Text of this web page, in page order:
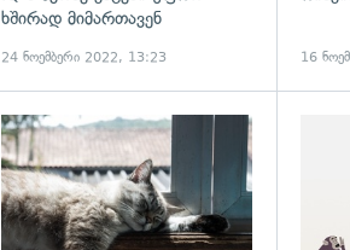
ხშირად მიმართავენ
24 ნოემბერი 2022, 13:23 16